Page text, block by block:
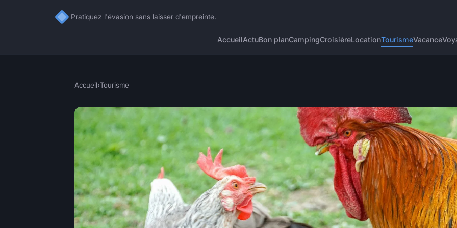
Pratiquez l'évasion sans laisser d'empreinte.
AccueilActuBon planCampingCroisièreLocationTourismeVacance
Accueil›Tourisme